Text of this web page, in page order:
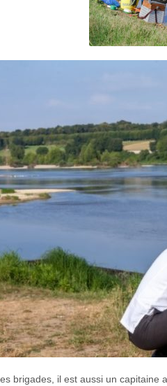
brigades, il est aussi un